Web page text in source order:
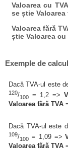
Valoarea cu
se știe Valoarea
Valoarea fără
știe Valoarea cu
Exemple de
Dacă TVA-ul este
120/100 = 1,2 =>
Valoarea fără TVA
Dacă TVA-ul
109/100 = 1,09 =>
Valoarea fără TVA